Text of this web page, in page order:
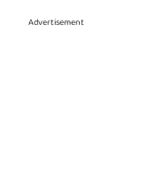
Advertisement